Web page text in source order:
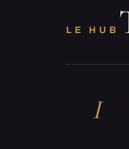
LE HUB
I